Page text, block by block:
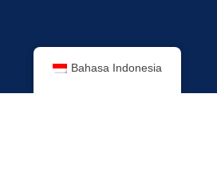
Bahasa Indonesia